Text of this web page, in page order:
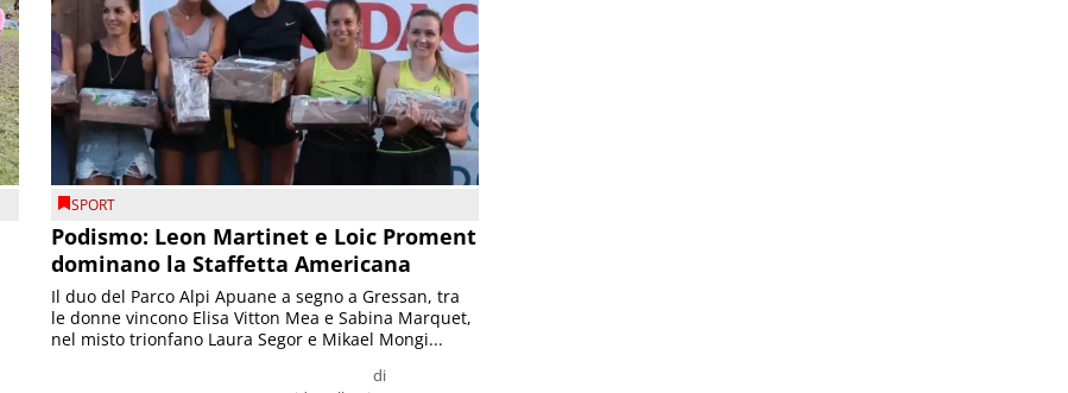
SPORT
Podismo: Leon Martinet e Loic Proment
dominano la Staffetta Americana
di
Il duo del Parco Alpi Apuane a segno a Gressan, tra
le donne vincono Elisa Vitton Mea e Sabina Marquet,
nel misto trionfano Laura Segor e Mikael Mongi...